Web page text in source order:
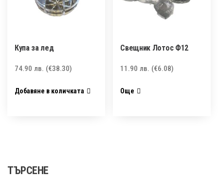
Купа за лед
74.90 лв. (€38.30)
Добавяне в количката
Свещник Лотос Ф12
11.90лв. (€6.08)
Още
ТЪРСЕНЕ